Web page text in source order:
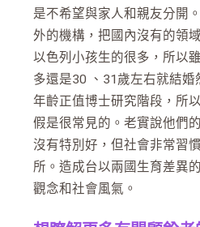
是不希望與家人和親友分開
外的機構，把國內沒有的領
以色列小孩生的很多，所以
多還是30 、31歲左右就結婚
年齡正值博士研究階段，所
假是很常見的。老實說他們
沒有特別好，但社會非常習
所。造成台以兩國生育差異
觀念和社會風氣。